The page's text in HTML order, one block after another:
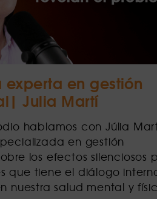
experta en gestión
Julia Martí
hablamos con Júlia
en gestión
los efectos silenciosos
que tiene el diálogo
nuestra salud mental y